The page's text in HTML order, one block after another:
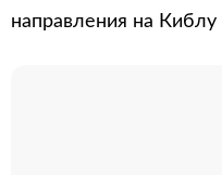
направления на